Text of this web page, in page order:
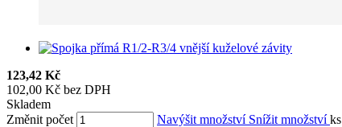
123,42 Kč
102,00 Kč bez DPH
Skladem
Změnit počet
Navýšit množství Snížit množstvíks